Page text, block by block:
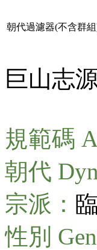
朝代過濾器(不含群組
巨山志
規範碼
朝代
宗派：
性別